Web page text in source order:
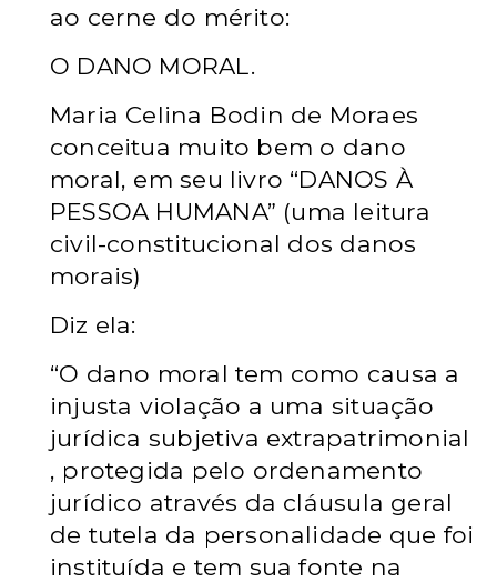
ao cerne do mérito:
O DANO MORAL.
Maria Celina Bodin de Moraes
conceitua muito bem o dano
moral, em seu livro “DANOS À
PESSOA HUMANA” (uma leitura
civil-constitucional dos danos
morais)
Diz ela:
“O dano moral tem como causa a
injusta violação a uma situação
jurídica subjetiva extrapatrimonial
, protegida pelo ordenamento
jurídico através da cláusula geral
de tutela da personalidade que foi
instituída e tem sua fonte na